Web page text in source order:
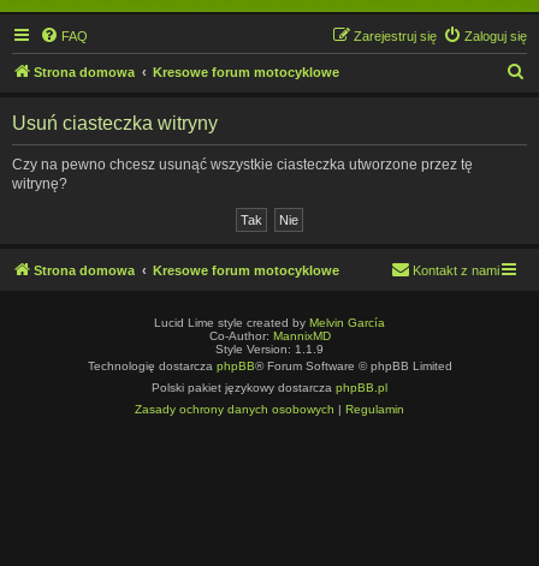
FAQ Zaloguj się
Zarejestruj się
Strona domowa Kresowe forum motocyklowe
Usuń ciasteczka witryny
Czy na pewno chcesz usunąć wszystkie ciasteczka utworzone przez tę
witrynę?
Strona domowa Kresowe forum motocyklowe Kontakt z nami
Lucid Lime style created by Melvin García
Co-Author: MannixMD
Style Version: 1.1.9
Technologię dostarcza phpBB® Forum Software © phpBB Limited
Polski pakiet językowy dostarcza phpBB.pl
Zasady ochrony danych osobowych | Regulamin